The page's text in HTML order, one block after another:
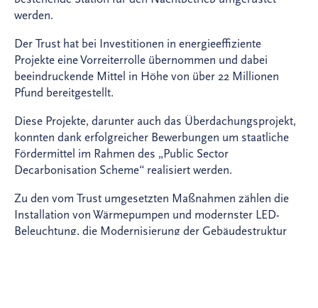
werden.
Der Trust hat bei Investitionen in energieeffiziente
Projekte eine Vorreiterrolle übernommen und dabei
beeindruckende Mittel in Höhe von über 22 Millionen
Pfund bereitgestellt.
Diese Projekte, darunter auch das Überdachungsprojekt,
konnten dank erfolgreicher Bewerbungen um staatliche
Fördermittel im Rahmen des „Public Sector
Decarbonisation Scheme“ realisiert werden.
Zu den vom Trust umgesetzten Maßnahmen zählen die
Installation von Wärmepumpen und modernster LED-
Beleuchtung, die Modernisierung der Gebäudestruktur